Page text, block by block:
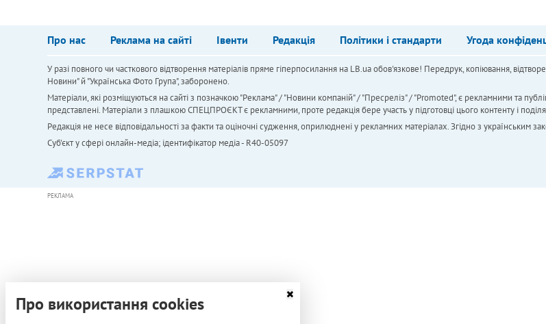
Про нас Реклама на сайті Івенти Редакція Політики і стандарти Угода
У разі повного чи часткового відтворення матеріалів пряме гіперпосилання на LB.ua обов'язкове! Передрук, копіювання,
Новини" й "Українська Фото Група", заборонено.
Матеріали, які розміщуються на сайті з позначкою "Реклама" / "Новини компаній" / "Пресреліз" / "Promoted", є рекламними та
представлені. Матеріали з плашкою СПЕЦПРОЄКТ є рекламними, проте редакція бере участь у підготовці цього контенту і
Редакція не несе відповідальності за факти та оціночні судження, оприлюднені у рекламних матеріалах. Згідно з українським
Cуб'єкт у сфері онлайн-медіа; ідентифікатор медіа - R40-05097
РЕКЛАМА
Про використання cookies